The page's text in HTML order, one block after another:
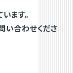
ます。
い合わせくださ